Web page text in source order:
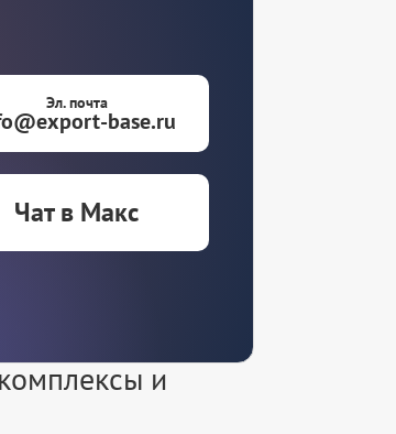
Эл. почта
base.ru
Чат в Макс
и